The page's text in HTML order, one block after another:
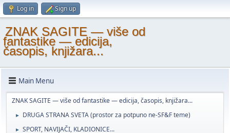
Log in Sign up
ZNAK SAGITE — više od
fantastike — edicija,
časopis, knjižara...
Main Menu
ZNAK SAGITE — više od fantastike — edicija, časopis, knjižara...
► DRUGA STRANA SVETA (prostor za potpuno ne-SF&F teme)
► SPORT, NAVIJAČI, KLADIONICE...